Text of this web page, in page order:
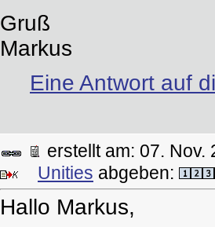
Gruß
Markus
Eine Antwort auf
erstellt am: 07.
Unities abgeben:
Hallo Markus,